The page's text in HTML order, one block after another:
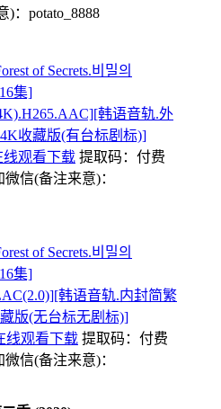
)：potato_8888
of Secrets.비밀의
集]
韩语音轨.外
收藏版(有台标剧标)]
线观看下载 提取码： 付费
信(备注来意)：
of Secrets.비밀의
集]
韩语音轨.内封简繁
版(无台标无剧标)]
线观看下载 提取码： 付费
信(备注来意)：